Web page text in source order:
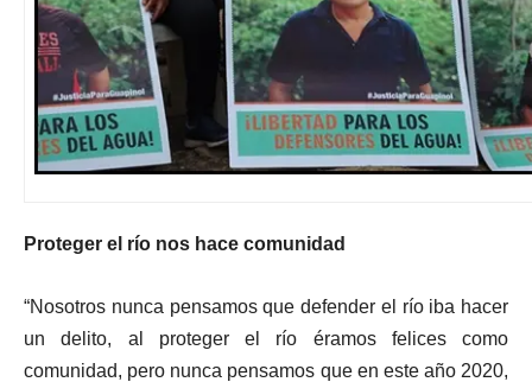
Proteger el río nos hace comunidad
“Nosotros nunca pensamos que defender el río iba hacer
un delito, al proteger el río éramos felices como
comunidad, pero nunca pensamos que en este año 2020,